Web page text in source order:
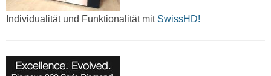
Individualität und Funktionalität mitSwissHD!